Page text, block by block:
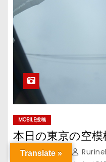
MOBILE投稿
本日の東京の空模
5月 25, 2017
Translate »